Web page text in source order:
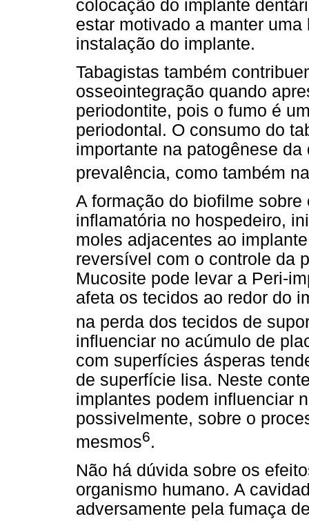
colocação do implante
estar motivado a manter
instalação do implante.
Tabagistas também
osseointegração quando
periodontite, pois o fumo é
periodontal. O consumo do
importante na patogênese
prevalência, como também
A formação do biofilme
inflamatória no hospedeiro,
moles adjacentes ao
reversível com o controle da
Mucosite pode levar a Peri-
afeta os tecidos ao redor do
na perda dos tecidos de
influenciar no acúmulo de
com superfícies ásperas
de superfície lisa. Neste
implantes podem influenciar
possivelmente, sobre o
mesmos6.
Não há dúvida sobre os
organismo humano. A
adversamente pela fumaça